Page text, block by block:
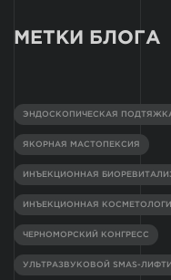
МЕТКИ БЛОГА
ЭНДОСКОПИЧЕСКАЯ
ЯКОРНАЯ МАСТОПЕКСИЯ
ИНЪЕКЦИОННАЯ
ИНЪЕКЦИОННАЯ
ЧЕРНОМОРСКИЙ КОНГРЕСС
УЛЬТРАЗВУКОВОЙ SMAS-